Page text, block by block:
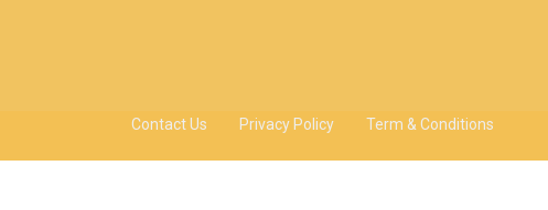
Contact Us Privacy Policy
Term & Conditions